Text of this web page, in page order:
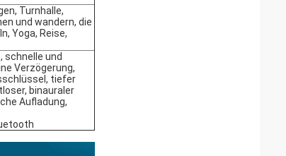
Turnhalle,
und wandern, die
Yoga, Reise,
schnelle und
Verzögerung,
tiefer
binauraler
Aufladung,